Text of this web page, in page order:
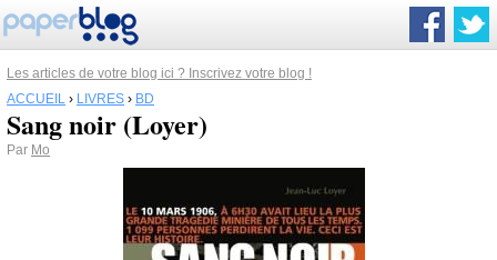
Les articles de votre blog ici ? Inscrivez votre blog !
ACCUEIL › LIVRES › BD
Sang noir (Loyer)
Par Mo